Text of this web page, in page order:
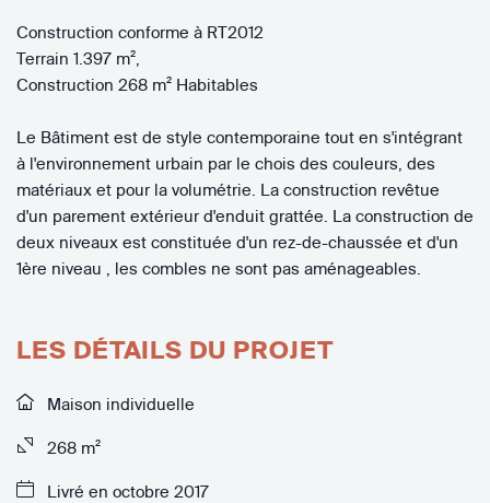
Construction conforme à RT2012
Terrain 1.397 m²,
Construction 268 m² Habitables
Le Bâtiment est de style contemporaine tout en s'intégrant
à l'environnement urbain par le chois des couleurs, des
matériaux et pour la volumétrie. La construction revêtue
d'un parement extérieur d'enduit grattée. La construction de
deux niveaux est constituée d'un rez-de-chaussée et d'un
1ère niveau , les combles ne sont pas aménageables.
LES DÉTAILS DU PROJET
Maison individuelle
268 m²
Livré en octobre 2017